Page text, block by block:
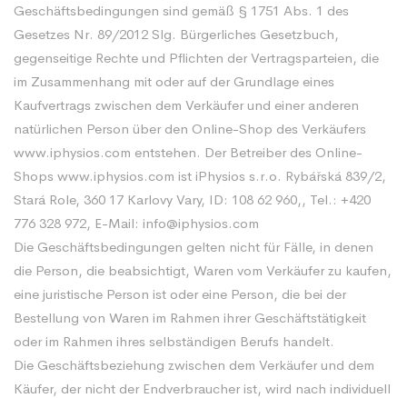
Geschäftsbedingungen sind gemäß § 1751 Abs. 1 des
Gesetzes Nr. 89/2012 Slg. Bürgerliches Gesetzbuch,
gegenseitige Rechte und Pflichten der Vertragsparteien, die
im Zusammenhang mit oder auf der Grundlage eines
Kaufvertrags zwischen dem Verkäufer und einer anderen
natürlichen Person über den Online-Shop des Verkäufers
www.iphysios.com entstehen. Der Betreiber des Online-
Shops www.iphysios.com ist iPhysios s.r.o. Rybářská 839/2,
Stará Role, 360 17 Karlovy Vary, ID: 108 62 960,, Tel.: +420
776 328 972, E-Mail: info@iphysios.com
Die Geschäftsbedingungen gelten nicht für Fälle, in denen
die Person, die beabsichtigt, Waren vom Verkäufer zu kaufen,
eine juristische Person ist oder eine Person, die bei der
Bestellung von Waren im Rahmen ihrer Geschäftstätigkeit
oder im Rahmen ihres selbständigen Berufs handelt.
Die Geschäftsbeziehung zwischen dem Verkäufer und dem
Käufer, der nicht der Endverbraucher ist, wird nach individuell